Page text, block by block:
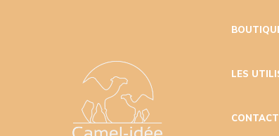
LES
CONTACT